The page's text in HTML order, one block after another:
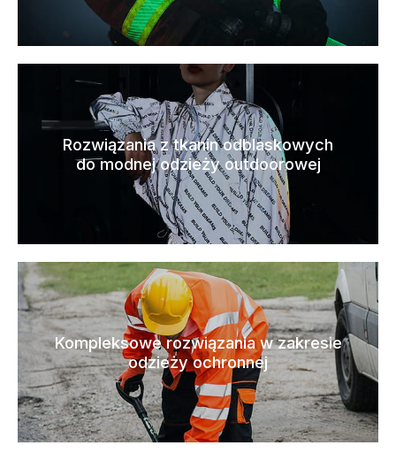
Rozwiązania z tkanin odblaskowych
do modnej odzieży outdoorowej
Kompleksowe rozwiązania w zakresie
odzieży ochronnej